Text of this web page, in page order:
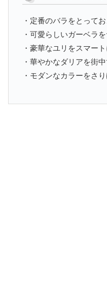
・定番のバラをとって
・可愛らしいガーベラ
・豪華なユリをスマー
・華やかなダリアを街
・モダンなカラーをさ